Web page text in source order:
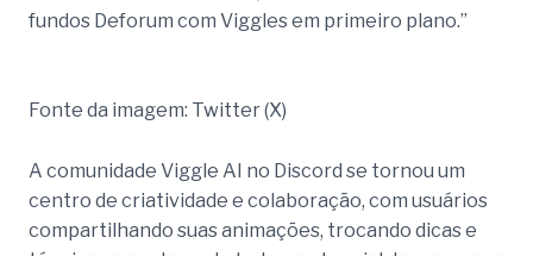
fundos Deforum com Viggles em primeiro plano.”
Fonte da imagem: Twitter (X)
A comunidade Viggle AI no Discord se tornou um
centro de criatividade e colaboração, com usuários
compartilhando suas animações, trocando dicas e